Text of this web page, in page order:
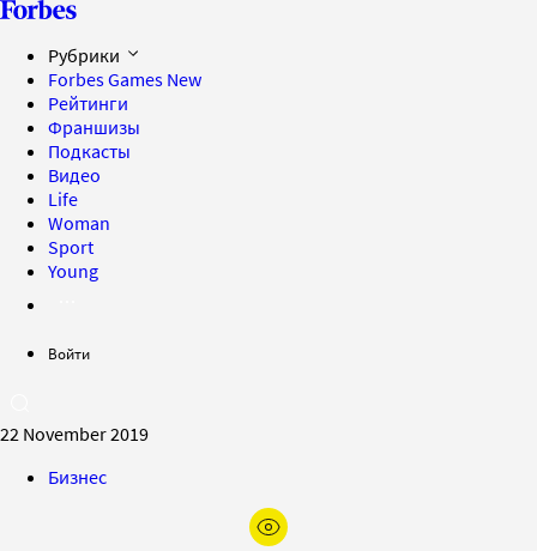
Рубрики
Forbes Games New
Рейтинги
Франшизы
Подкасты
Видео
Life
Woman
Sport
Young
Войти
22 November 2019
Бизнес